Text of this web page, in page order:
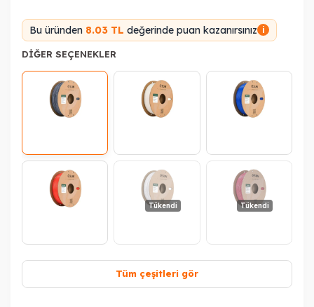
Bu üründen 8.03 TL değerinde puan kazanırsınız i
DIĞER SEÇENEKLER
Tükendi Tükendi
Tüm çeşitleri gör